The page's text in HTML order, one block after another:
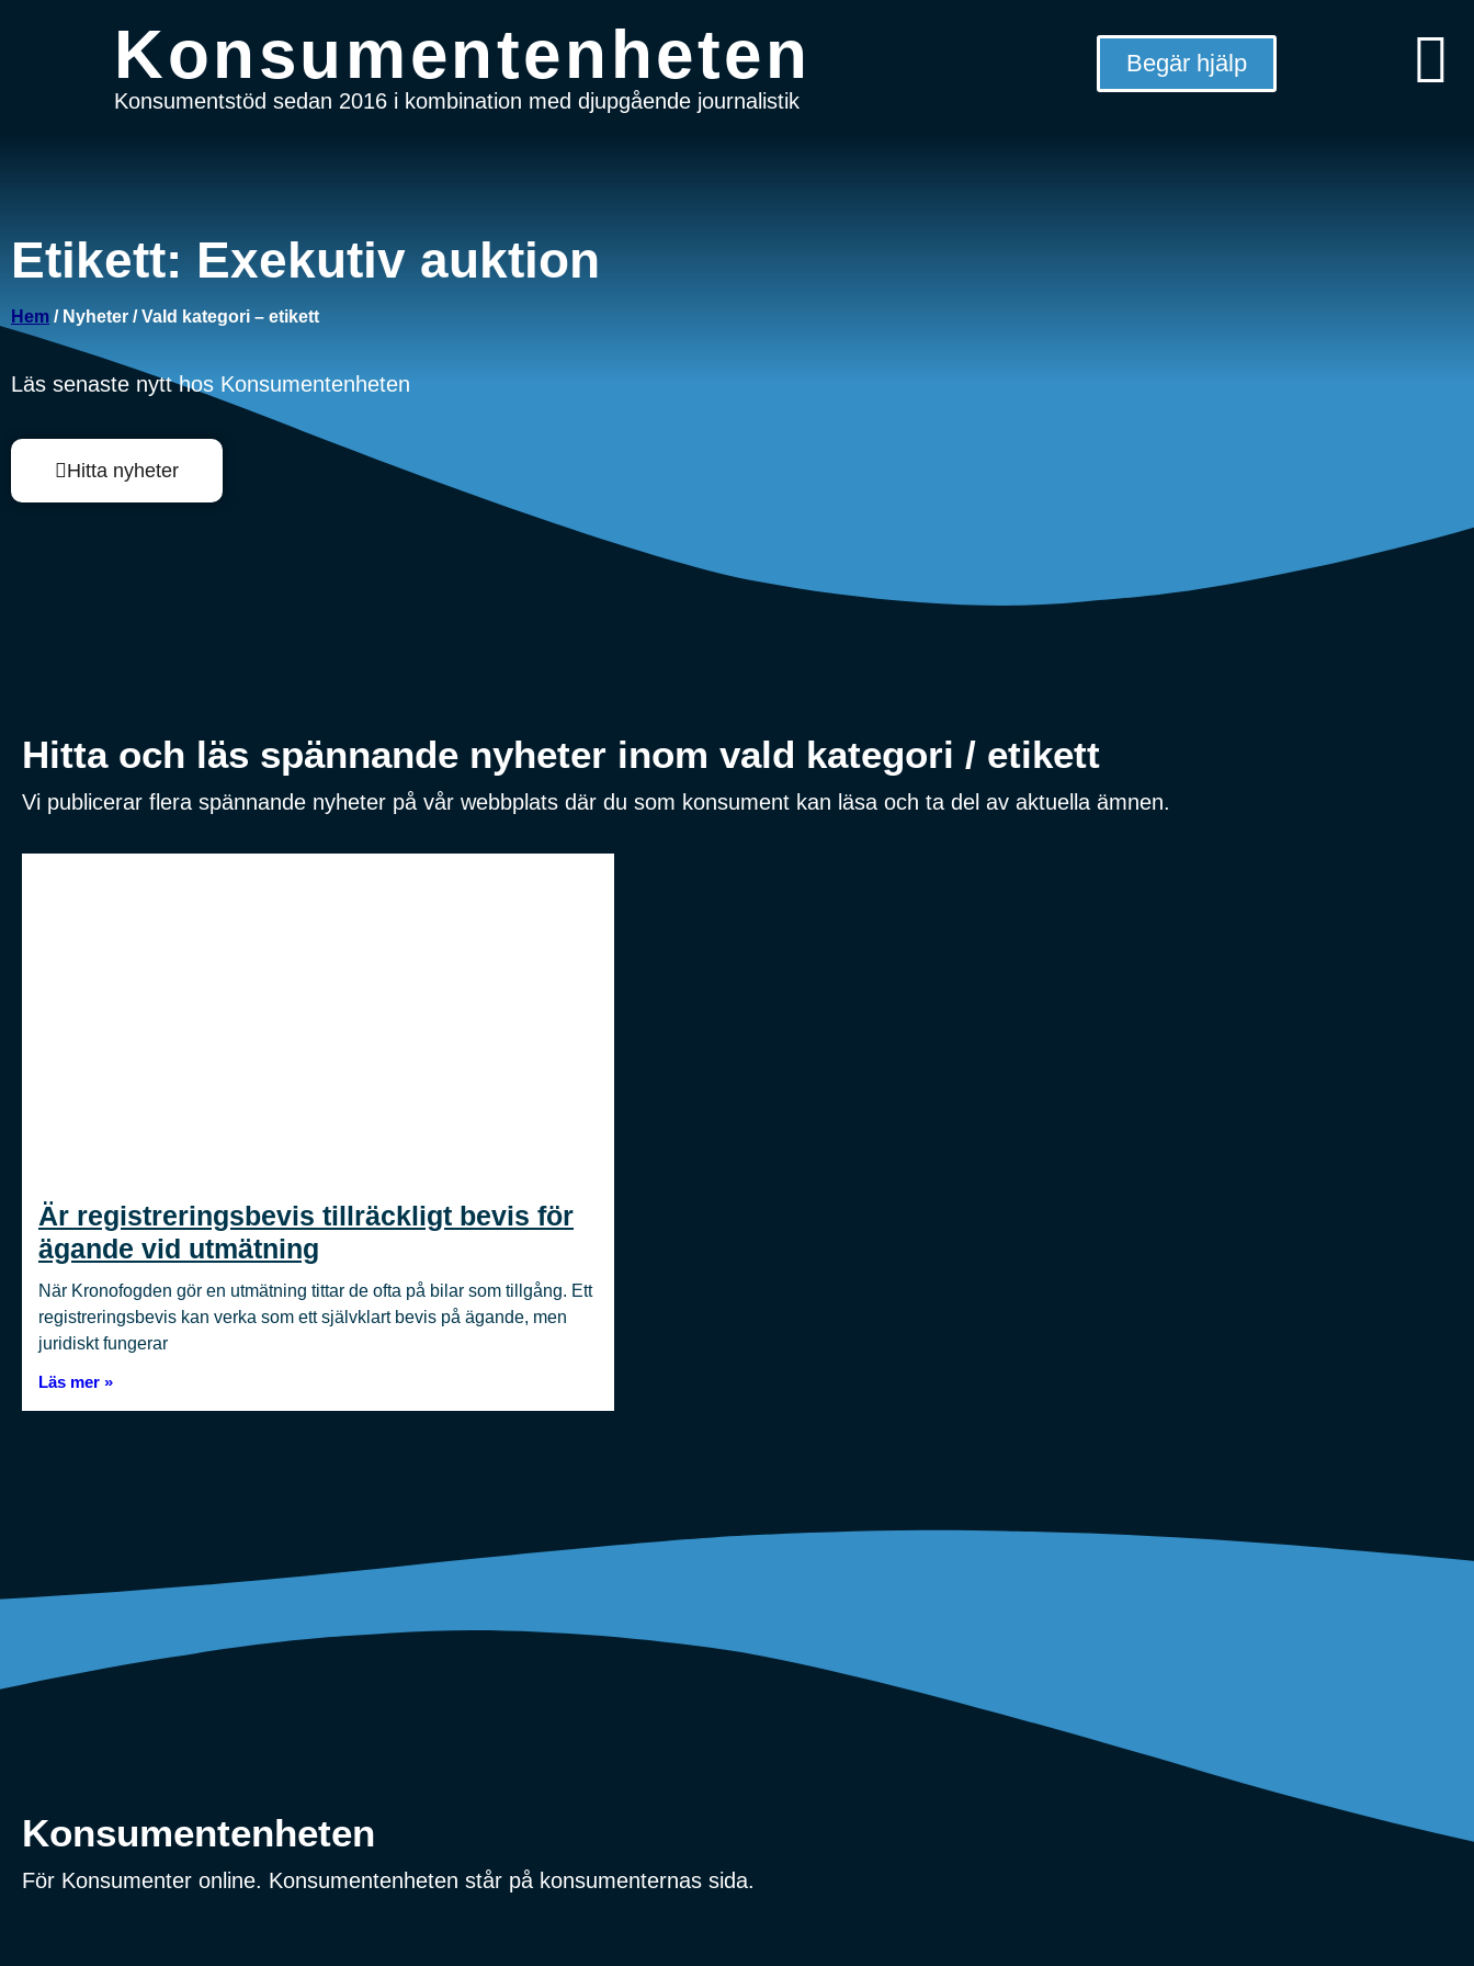
Konsumentenheten
Konsumentstöd sedan 2016 i kombination med djupgående journalistik
Begär hjälp
Etikett: Exekutiv auktion
Hem / Nyheter / Vald kategori – etikett
Läs senaste nytt hos Konsumentenheten
Hitta nyheter
Hitta och läs spännande nyheter inom vald kategori / etikett
Vi publicerar flera spännande nyheter på vår webbplats där du som konsument kan läsa och ta del av aktuella ämnen.
Är registreringsbevis tillräckligt bevis för
ägande vid utmätning
När Kronofogden gör en utmätning tittar de ofta på bilar som tillgång. Ett
registreringsbevis kan verka som ett självklart bevis på ägande, men
juridiskt fungerar
Läs mer »
Konsumentenheten
För Konsumenter online. Konsumentenheten står på konsumenternas sida.